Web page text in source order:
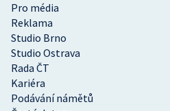
Pro média
Reklama
Studio Brno
Studio Ostrava
Rada ČT
Kariéra
Podávání námětů